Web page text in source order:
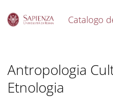
Catalogo
Antropologia
Etnologia